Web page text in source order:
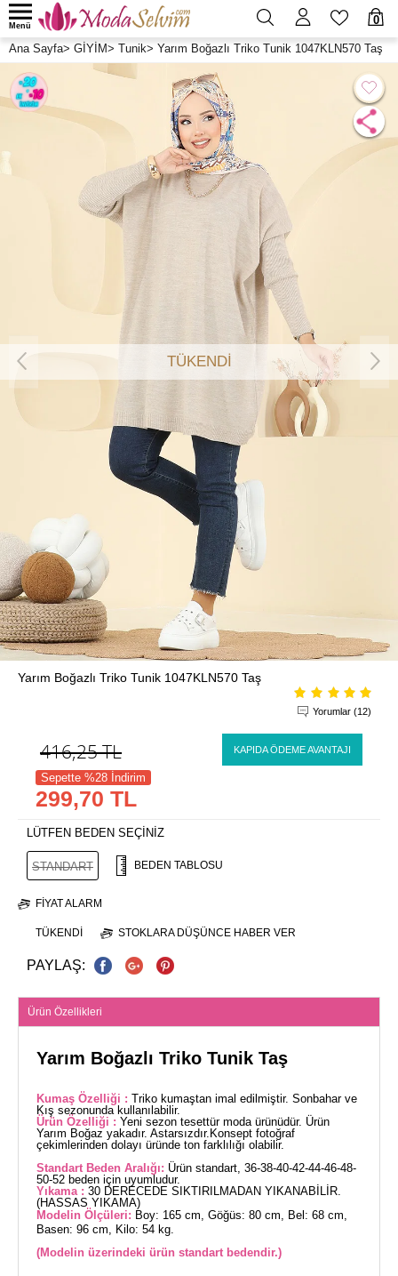
0
Menü
Ana Sayfa> GİYİM> Tunik> Yarım Boğazlı Triko Tunik 1047KLN570 Taş
TÜKENDİ
Yarım Boğazlı Triko Tunik 1047KLN570 Taş
Yorumlar (12)
416,25TL KAPIDA ÖDEME AVANTAJI
Sepette %28 İndirim
299,70 TL
LÜTFEN BEDEN SEÇİNİZ
STANDART BEDEN TABLOSU
FIYAT ALARM
TÜKENDI STOKLARA DÜŞÜNCE HABER VER
PAYLAŞ:
Ürün Özellikleri
Yarım Boğazlı Triko Tunik Taş
Kumaş Özelliği : Triko kumaştan imal edilmiştir. Sonbahar ve
Kış sezonunda kullanılabilir.
Ürün Özelliği : Yeni sezon tesettür moda ürünüdür. Ürün
Yarım Boğaz yakadır. Astarsızdır.Konsept fotoğraf
çekimlerinden dolayı üründe ton farklılığı olabilir.
Standart Beden Aralığı: Ürün standart, 36-38-40-42-44-46-48-
50-52 beden için uyumludur.
Yıkama : 30 DERECEDE SIKTIRILMADAN YIKANABİLİR.
(HASSAS YIKAMA)
Modelin Ölçüleri: Boy: 165 cm, Göğüs: 80 cm, Bel: 68 cm,
Basen: 96 cm, Kilo: 54 kg.
(Modelin üzerindeki ürün standart bedendir.)